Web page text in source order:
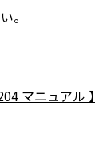
。
マニュアル 】